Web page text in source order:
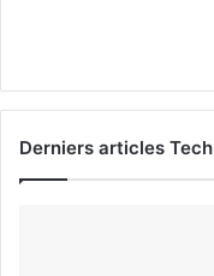
Derniers articles Tech